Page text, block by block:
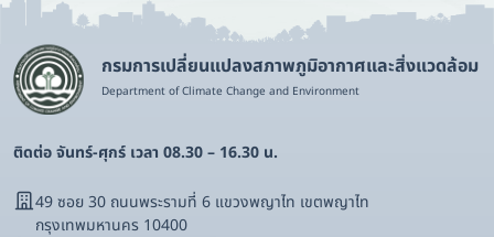
กรมการเปลี่ยนแปลงสภาพภูมิอากาศและสิ่งแวดล้อม
Department of Climate Change and Environment
ติดต่อ จันทร์-ศุกร์ เวลา 08.30 – 16.30 น.
49 ซอย 30 ถนนพระรามที่ 6 แขวงพญาไท เขตพญาไท
กรุงเทพมหานคร 10400